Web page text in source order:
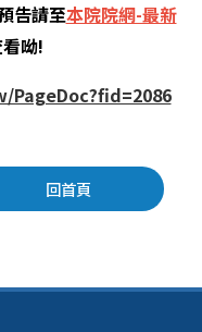
告請至本院院網-最新
呦!
回首頁